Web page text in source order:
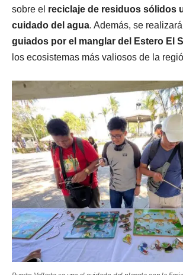
sobre el reciclaje de residuos sólidos
cuidado del agua. Además, se
guiados por el manglar del Estero El
los ecosistemas más valiosos de la